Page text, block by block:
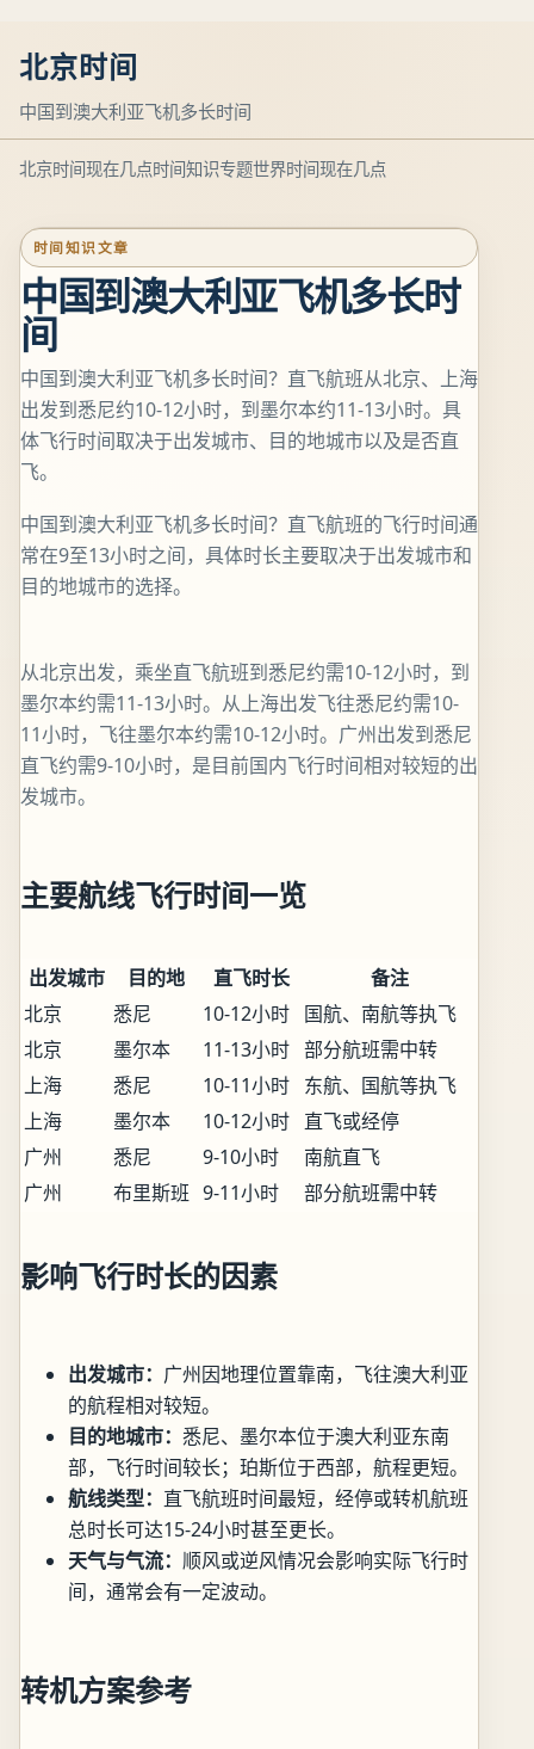
北京时间
中国到澳大利亚飞机多长时间
北京时间现在几点时间知识专题世界时间现在几点
时间知识文章
中国到澳大利亚飞机多长时
间
中国到澳大利亚飞机多长时间？直飞航班从北京、上海
出发到悉尼约10-12小时，到墨尔本约11-13小时。具
体飞行时间取决于出发城市、目的地城市以及是否直
飞。
中国到澳大利亚飞机多长时间？直飞航班的飞行时间通
常在9至13小时之间，具体时长主要取决于出发城市和
目的地城市的选择。
从北京出发，乘坐直飞航班到悉尼约需10-12小时，到
墨尔本约需11-13小时。从上海出发飞往悉尼约需10-
11小时，飞往墨尔本约需10-12小时。广州出发到悉尼
直飞约需9-10小时，是目前国内飞行时间相对较短的出
发城市。
主要航线飞行时间一览
出发城市 目的地 直飞时长
备注
北京
悉尼 10-12小时 国航、南航等执飞
北京
墨尔本 11-13小时 部分航班需中转
上海
悉尼 10-11小时 东航、国航等执飞
上海
墨尔本 10-12小时 直飞或经停
广州
悉尼 9-10小时
南航直飞
广州
布里斯班 9-11小时 部分航班需中转
影响飞行时长的因素
出发城市： 广州因地理位置靠南，飞往澳大利亚
的航程相对较短。
目的地城市： 悉尼、墨尔本位于澳大利亚东南
部，飞行时间较长；珀斯位于西部，航程更短。
航线类型： 直飞航班时间最短，经停或转机航班
总时长可达15-24小时甚至更长。
天气与气流： 顺风或逆风情况会影响实际飞行时
间，通常会有一定波动。
转机方案参考